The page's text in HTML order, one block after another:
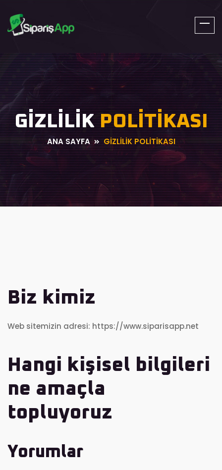
SiparisApp.Net
GIZLILIK POLITIKASI
ANA SAYFA GIZLILIK POLITIKASI
Biz kimiz
Web sitemizin adresi: https://www.siparisapp.net
Hangi kişisel bilgileri
ne amaçla
topluyoruz
Yorumlar